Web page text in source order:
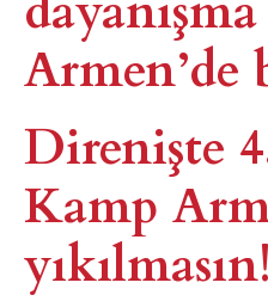
Armen’de
Direnişte
Kamp
yıkılmasın!